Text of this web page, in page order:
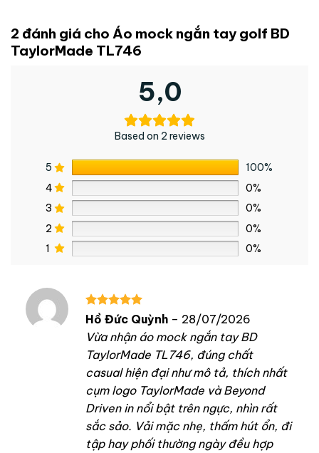
2 đánh giá cho Áo mock ngắn tay golf BD
TaylorMade TL746
5,0
Based on 2 reviews
5
100%
4
0%
3
0%
2
0%
1
0%
Được xếp
hạng
5
sao
Hồ Đức Quỳnh – 28/07/2026
Vừa nhận áo mock ngắn tay BD
TaylorMade TL746, đúng chất
casual hiện đại như mô tả, thích nhất
cụm logo TaylorMade và Beyond
Driven in nổi bật trên ngực, nhìn rất
sắc sảo. Vải mặc nhẹ, thấm hút ổn, đi
tập hay phối thường ngày đều hợp